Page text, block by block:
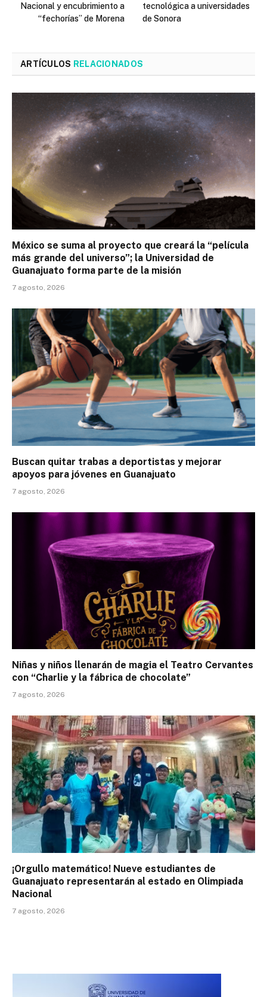
Nacional y encubrimiento a
“fechorías” de Morena
tecnológica a universidades
de Sonora
ARTÍCULOS RELACIONADOS
México se suma al proyecto que creará la “película
más grande del universo”; la Universidad de
Guanajuato forma parte de la misión
7 agosto, 2026
Buscan quitar trabas a deportistas y mejorar
apoyos para jóvenes en Guanajuato
7 agosto, 2026
Niñas y niños llenarán de magia el Teatro Cervantes
con “Charlie y la fábrica de chocolate”
7 agosto, 2026
¡Orgullo matemático! Nueve estudiantes de
Guanajuato representarán al estado en Olimpiada
Nacional
7 agosto, 2026